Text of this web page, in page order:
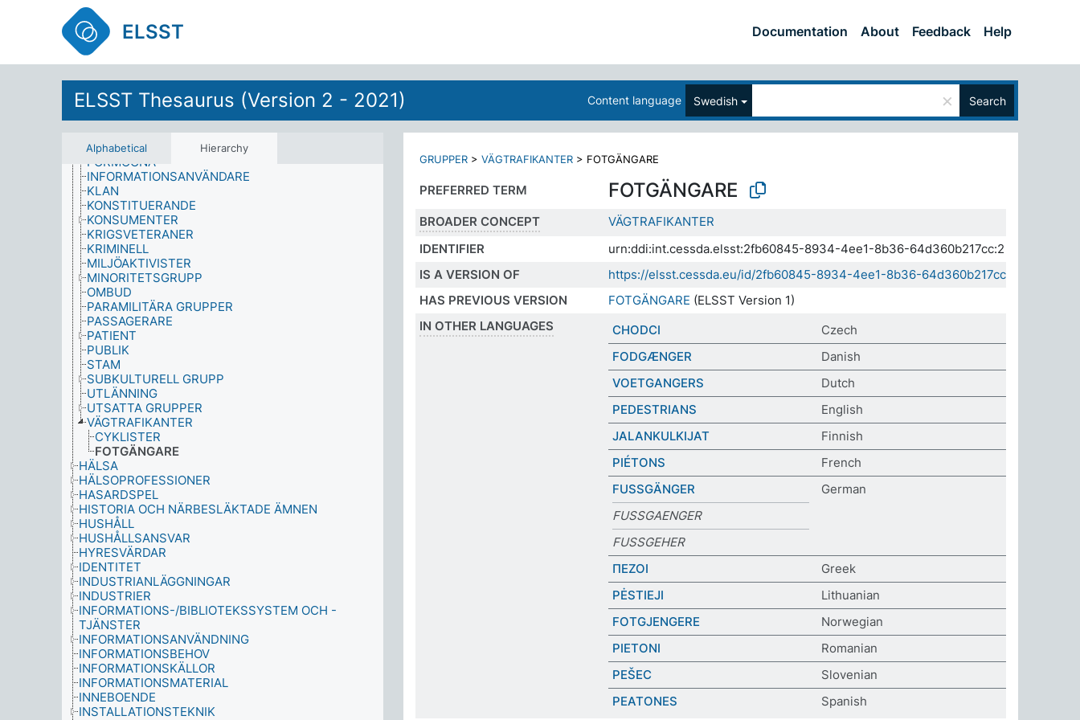
ELSST Documentation About Feedback Help
ELSST Thesaurus (Version 2 - 2021) Content language Swedish × Search
Alphabetical Hierarchy
FYSIK
FYSIOLOGISKA EFFEKTER
FYSISK AKTIVITET
FYSISKA EGENSKAPER
GRUPPER
BESÖKARE
BOENDE PÅ INSTITUTION
ETNISKA GRUPPER
FÅNGE
FÖRMÖGNA
INFORMATIONSANVÄNDARE
KLAN
KONSTITUERANDE
KONSUMENTER
KRIGSVETERANER
KRIMINELL
MILJÖAKTIVISTER
MINORITETSGRUPP
OMBUD
PARAMILITÄRA GRUPPER
PASSAGERARE
PATIENT
PUBLIK
STAM
SUBKULTURELL GRUPP
UTLÄNNING
UTSATTA GRUPPER
VÄGTRAFIKANTER
CYKLISTER
FOTGÄNGARE
HÄLSA
HÄLSOPROFESSIONER
HASARDSPEL
HISTORIA OCH NÄRBESLÄKTADE ÄMNEN
HUSHÅLL
HUSHÅLLSANSVAR
HYRESVÄRDAR
IDENTITET
INDUSTRIANLÄGGNINGAR
INDUSTRIER
INFORMATIONS-/BIBLIOTEKSSYSTEM OCH -
TJÄNSTER
INFORMATIONSANVÄNDNING
INFORMATIONSBEHOV
INFORMATIONSKÄLLOR
INFORMATIONSMATERIAL
INNEBOENDE
INSTALLATIONSTEKNIK
GRUPPER > VÄGTRAFIKANTER > FOTGÄNGARE
PREFERRED TERM FOTGÄNGARE
BROADER CONCEPT
VÄGTRAFIKANTER
IDENTIFIER
urn:ddi:int.cessda.elsst:2fb60845-8934-4ee1-8b36-64d360b217cc:2
IS A VERSION OF
https://elsst.cessda.eu/id/2fb60845-8934-4ee1-8b36-64d360b217cc
HAS PREVIOUS VERSION
FOTGÄNGARE (ELSST Version 1)
IN OTHER LANGUAGES
CHODCI
Czech
FODGÆNGER
Danish
VOETGANGERS
Dutch
PEDESTRIANS
English
JALANKULKIJAT
Finnish
PIÉTONS
French
FUSSGÄNGER
German
FUSSGAENGER
FUSSGEHER
ΠΕΖΟΙ
Greek
PĖSTIEJI
Lithuanian
FOTGJENGERE
Norwegian
PIETONI
Romanian
PEŠEC
Slovenian
PEATONES
Spanish